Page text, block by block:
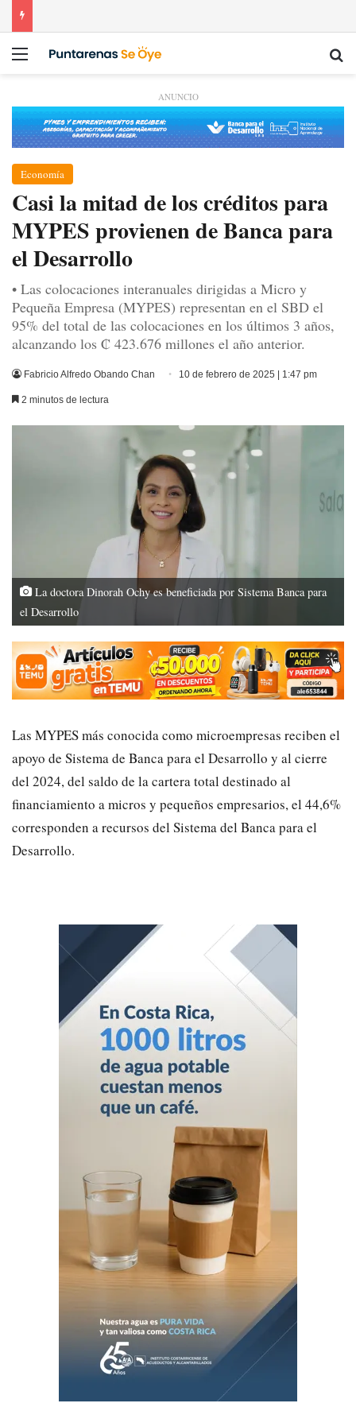
Menú
ANUNCIO
Economía
Casi la mitad de los créditos para
MYPES provienen de Banca para
el Desarrollo
• Las colocaciones interanuales dirigidas a Micro y
Pequeña Empresa (MYPES) representan en el SBD el
95% del total de las colocaciones en los últimos 3 años,
alcanzando los ₡ 423.676 millones el año anterior.
Fabricio Alfredo Obando Chan 10 de febrero de 2025 | 1:47 pm
2 minutos de lectura
La doctora Dinorah Ochy es beneficiada por Sistema Banca para
el Desarrollo
Las MYPES más conocida como microempresas reciben el
apoyo de Sistema de Banca para el Desarrollo y al cierre
del 2024, del saldo de la cartera total destinado al
financiamiento a micros y pequeños empresarios, el 44,6%
corresponden a recursos del Sistema del Banca para el
Desarrollo.